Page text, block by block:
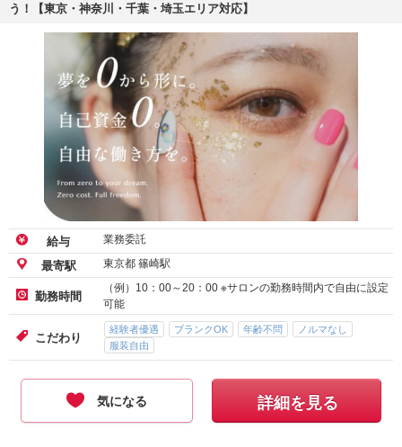
う！【東京・神奈川・千葉・埼玉エリア対応】
給与 業務委託
最寄駅 東京都 篠崎駅
勤務時間
（例）10：00～20：00 ※サロンの勤務時間内で自由に設定
可能
こだわり
経験者優遇 ブランクOK 年齢不問
ノルマなし
服装自由
気になる 詳細を見る